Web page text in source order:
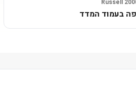
בעמוד המדד